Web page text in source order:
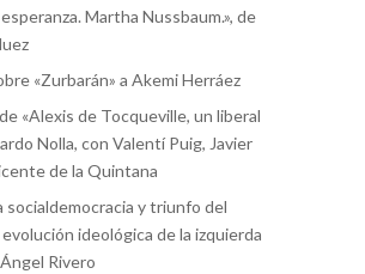
Martha Nussbaum.», de
«Zurbarán» a Akemi Herráez
«Alexis de Tocqueville, un liberal
Nolla, con Valentí Puig, Javier
de la Quintana
socialdemocracia y triunfo del
ideológica de la izquierda
Rivero